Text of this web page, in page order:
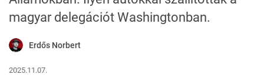
magyar delegációt Washingtonban.
Erdős Norbert
2025.11.07.